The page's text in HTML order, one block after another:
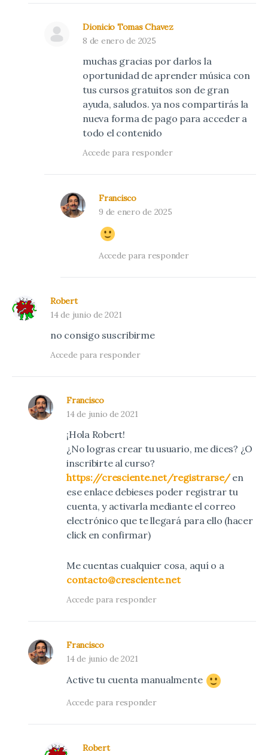
Dionicio Tomas Chavez
8 de enero de 2025
muchas gracias por darlos la
oportunidad de aprender música con
tus cursos gratuitos son de gran
ayuda, saludos. ya nos compartirás la
nueva forma de pago para acceder a
todo el contenido
Accede para responder
Francisco
9 de enero de 2025
Accede para responder
Robert
14 de junio de 2021
no consigo suscribirme
Accede para responder
Francisco
14 de junio de 2021
¡Hola Robert!
¿No logras crear tu usuario, me dices? ¿O
inscribirte al curso?
https://cresciente.net/registrarse/en
ese enlace debieses poder registrar tu
cuenta, y activarla mediante el correo
electrónico que te llegará para ello (hacer
click en confirmar)
Me cuentas cualquier cosa, aquí o a
contacto@cresciente.net
Accede para responder
Francisco
14 de junio de 2021
Active tu cuenta manualmente
Accede para responder
Robert